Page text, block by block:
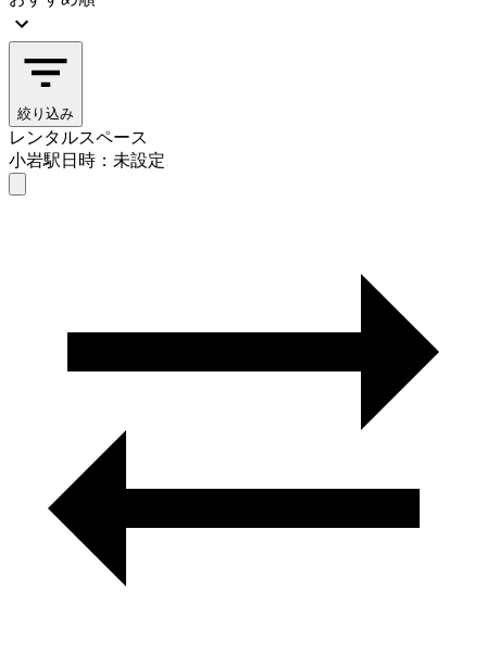
絞り込み
レンタルスペース
小岩駅日時：未設定